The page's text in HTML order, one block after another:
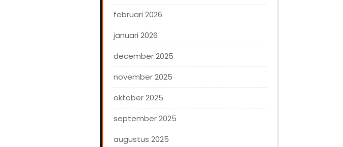
februari 2026
januari 2026
december 2025
november 2025
oktober 2025
september 2025
augustus 2025